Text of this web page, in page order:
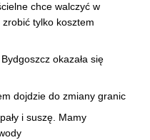
chce walczyć w
zrobić tylko kosztem
okazała się
dojdzie do zmiany granic
i suszę. Mamy